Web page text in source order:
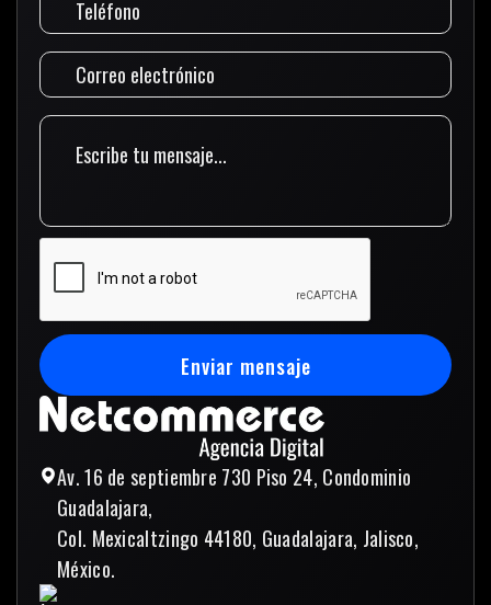
Av. 16 de septiembre 730 Piso 24, Condominio
Guadalajara,
Col. Mexicaltzingo 44180, Guadalajara, Jalisco,
México.
Enviar mensaje
Enviar mensaje